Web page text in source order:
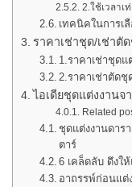
2.ใช้เวลาเ
เทคนิคในการเ
ราคาเช่าชุด/เช่าตั
1.ราคาเช่าชุดแ
2.ราคาเช่าตัดชุ
ไอเดียชุดแต่งงานจ
Related
ชุดแต่งงานดาร
ตาร์
6 เคล็ดลับ ดึงใ
อาถรรพ์ก่อนแต่